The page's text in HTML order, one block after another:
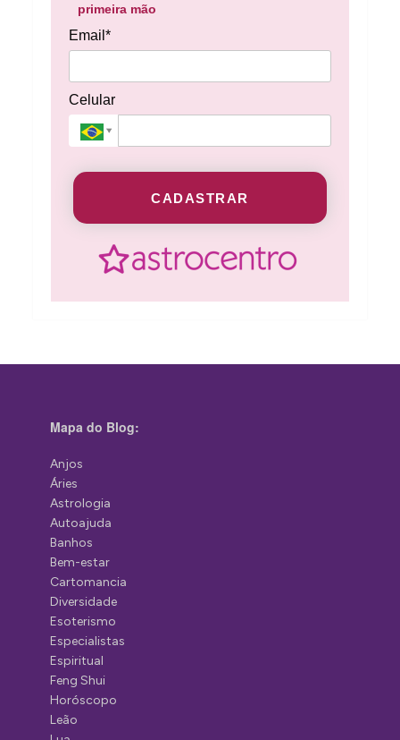
primeira mão
Email*
Celular
CADASTRAR
Mapa do Blog:
Anjos
Áries
Astrologia
Autoajuda
Banhos
Bem-estar
Cartomancia
Diversidade
Esoterismo
Especialistas
Espiritual
Feng Shui
Horóscopo
Leão